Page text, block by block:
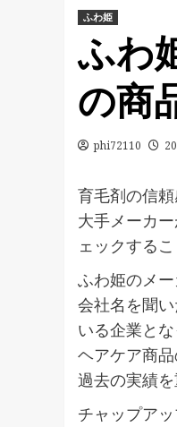
ふわ姫
ふわ
の商
phi72110
育毛剤の信
大手メーカ
ェックする
ふわ姫のメ
会社名を聞
いる企業とな
ヘアケア商
過去の実績
チャップア